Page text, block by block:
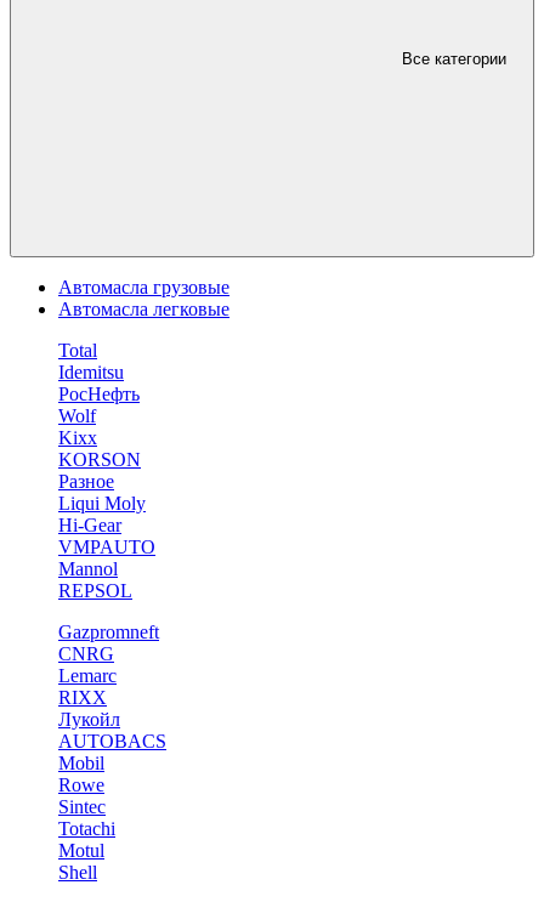
Все категории
Автомасла грузовые
Автомасла легковые
Total
Idemitsu
РосНефть
Wolf
Kixx
KORSON
Разное
Liqui Moly
Hi-Gear
VMPAUTO
Mannol
REPSOL
Gazpromneft
CNRG
Lemarc
RIXX
Лукойл
AUTOBACS
Mobil
Rowe
Sintec
Totachi
Motul
Shell